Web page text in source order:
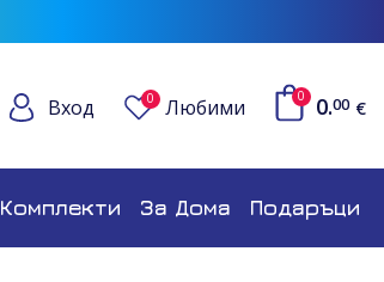
Вход 0 Любими 0 0.00 €
Комплекти За Дома Подаръци